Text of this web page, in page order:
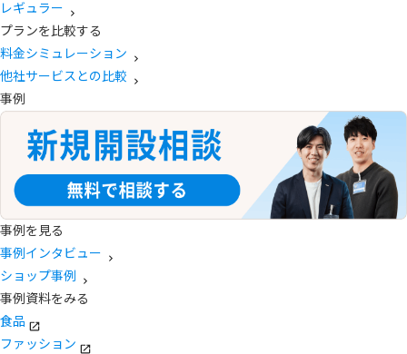
レギュラー
プランを比較する
料金シミュレーション
他社サービスとの比較
事例
事例を見る
事例インタビュー
ショップ事例
事例資料をみる
食品
ファッション